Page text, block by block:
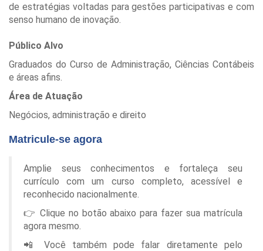
de estratégias voltadas para gestões participativas e com
senso humano de inovação.
Público Alvo
Graduados do Curso de Administração, Ciências Contábeis
e áreas afins.
Área de Atuação
Negócios, administração e direito
Matricule-se agora
Amplie seus conhecimentos e fortaleça seu
currículo com um curso completo, acessível e
reconhecido nacionalmente.
👉 Clique no botão abaixo para fazer sua matrícula
agora mesmo.
📲 Você também pode falar diretamente pelo